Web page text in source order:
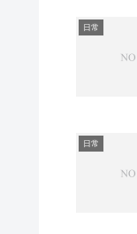
日常
日常